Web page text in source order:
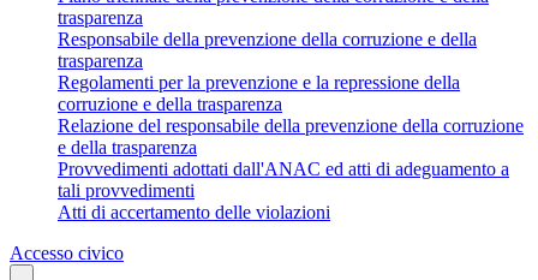
trasparenza
Responsabile della prevenzione della corruzione e della
trasparenza
Regolamenti per la prevenzione e la repressione della
corruzione e della trasparenza
Relazione del responsabile della prevenzione della corruzione
e della trasparenza
Provvedimenti adottati dall'ANAC ed atti di adeguamento a
tali provvedimenti
Atti di accertamento delle violazioni
Accesso civico